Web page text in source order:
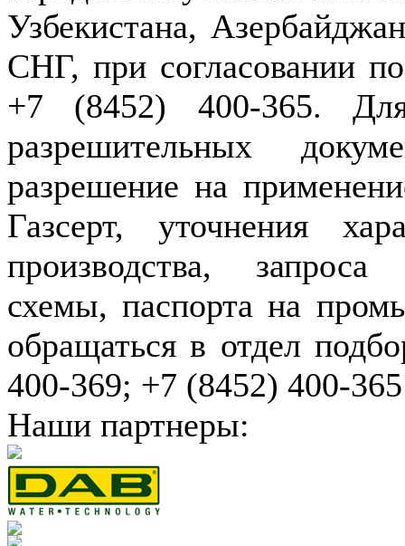
Узбекистана,
СНГ, при согласовании
+7 (8452) 400-365.
разрешительных
разрешение на
Газсерт, уточнения
производства,
схемы, паспорта на
обращаться в отдел
400-369; +7 (8452) 400-365
Наши партнеры: